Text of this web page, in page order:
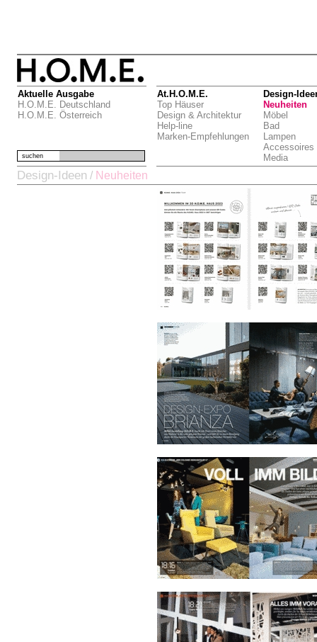
Aktuelle Ausgabe
H.O.M.E. Deutschland
H.O.M.E. Österreich
At.H.O.M.E.
Top Häuser
Design & Architektur
Help-line
Marken-Empfehlungen
Design-
Neuheiten
Möbel
Bad
Lampen
Accessoires
Media
suchen
Design-Ideen / Neuheiten